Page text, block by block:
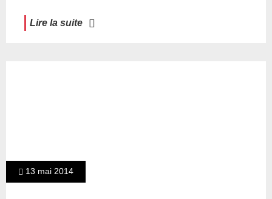
Lire la suite
13 mai 2014